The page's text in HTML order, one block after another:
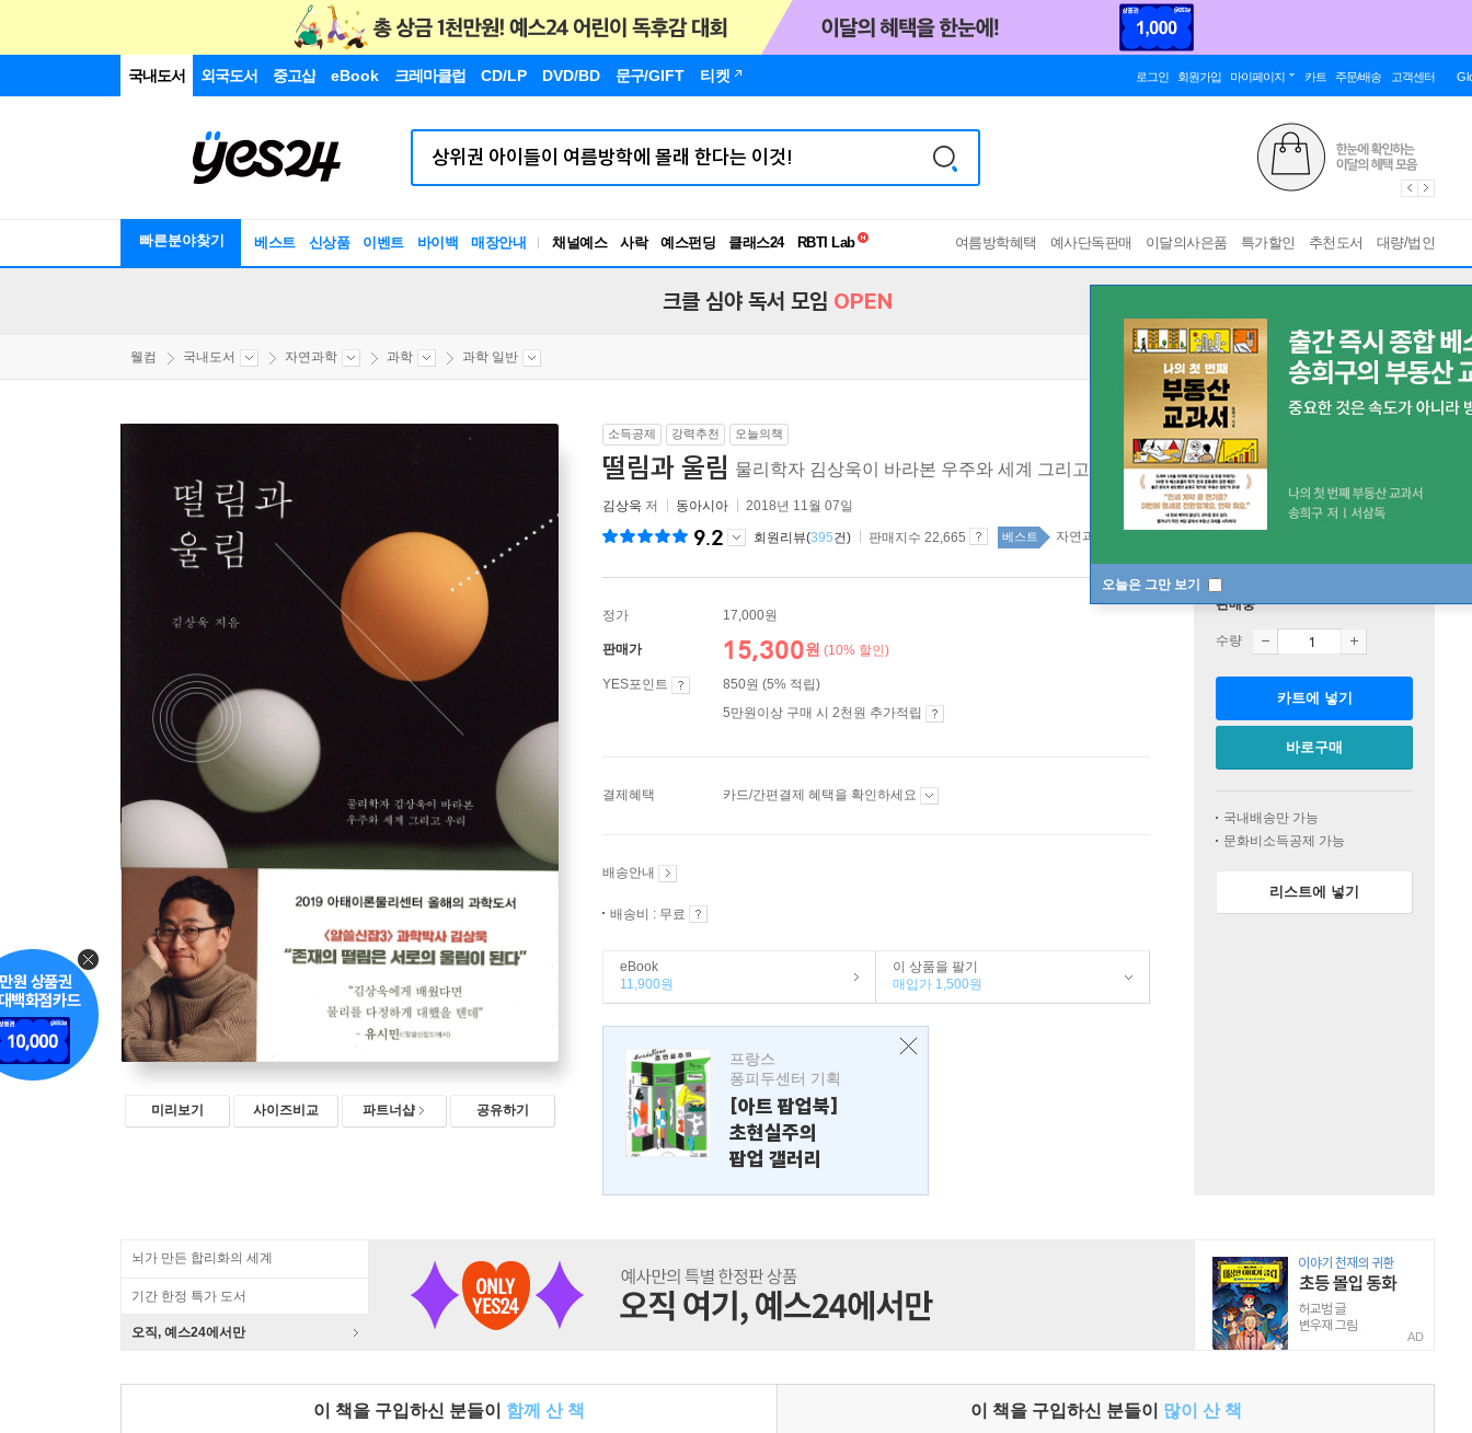
국내도서 외국도서 중고샵 eBook 크레마클럽 CD/LP DVD/BD 문구/GIFT 티켓 로그인 회원가입 마이페이지 카트 주문/배송 고객센터
빠른분야찾기 베스트 신상품 이벤트 바이백 매장안내 채널예스 사락 예스펀딩 클래스24
RBTI Lab
독서유형검사
여름방학혜택 예사단독판매 이달의사은품 특가할인 추천도서 대량/법인
오늘은 그만 보기
크클 심야 독서 모임 OPEN
웰컴 국내도서 자연과학 과학 과학 일반
미리보기 사이즈비교 파트너샵 공유하기
소득공제 강력추천 오늘의책
떨림과 울림 물리학자 김상욱이 바라본 우주와 세계 그리고 우리
김상욱 저 동아시아 2018년 11월 07일
9.2 회원리뷰(395건) 판매지수 22,665 베스트 자연과학 34위
정가 17,000원
판매가 15,300원 (10% 할인)
YES포인트
850원 (5% 적립)
5만원이상 구매 시 2천원 추가적립
결제혜택 카드/간편결제 혜택을 확인하세요
배송안내
배송비 : 무료
eBook
11,900원
이 상품을 팔기
매입가 1,500원
프랑스
퐁피두센터 기획
[아트 팝업북]
초현실주의
팝업 갤러리
판매중
수량
카트에 넣기
바로구매
국내배송만 가능
문화비소득공제 가능
리스트에 넣기
뇌가 만든 합리화의 세계
기간 한정 특가 도서
오직, 예스24에서만 AD
이 책을 구입하신 분들이 함께 산 책 이 책을 구입하신 분들이 많이 산 책